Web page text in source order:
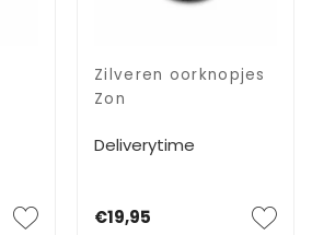
Zilveren oorknopjes
Zon
Deliverytime
€19,95